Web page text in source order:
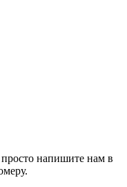
напишите нам в